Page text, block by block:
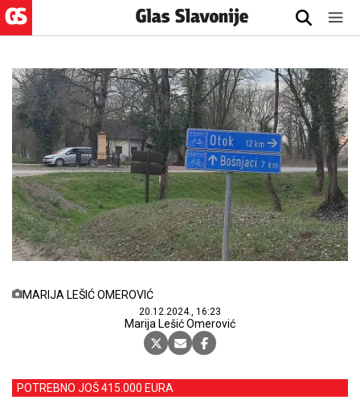
MARIJA LEŠIĆ OMEROVIĆ
20.12.2024., 16:23
Marija Lešić Omerović
POTREBNO JOŠ 415.000 EURA